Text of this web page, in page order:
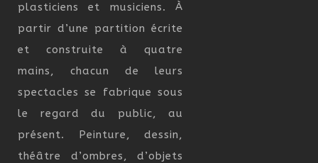
plasticiens et musiciens. À
partir d’une partition écrite
et construite à quatre
mains, chacun de leurs
spectacles se fabrique sous
le regard du public, au
présent. Peinture, dessin,
théâtre d’ombres, d’objets